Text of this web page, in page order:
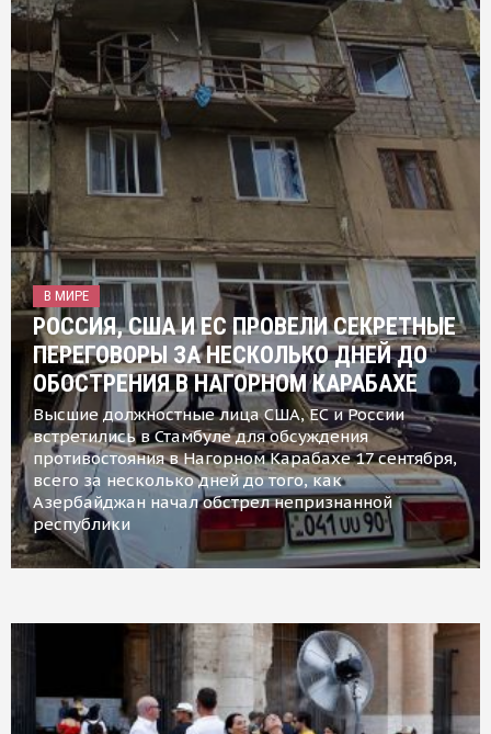
В МИРЕ
РОССИЯ, США И ЕС ПРОВЕЛИ СЕКРЕТНЫЕ
ПЕРЕГОВОРЫ ЗА НЕСКОЛЬКО ДНЕЙ ДО
ОБОСТРЕНИЯ В НАГОРНОМ КАРАБАХЕ
Высшие должностные лица США, ЕС и России
встретились в Стамбуле для обсуждения
противостояния в Нагорном Карабахе 17 сентября,
всего за несколько дней до того, как
Азербайджан начал обстрел непризнанной
республики